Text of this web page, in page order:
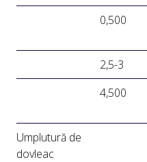
0,500
2,5-3
4,500
Umplutură de
dovleac